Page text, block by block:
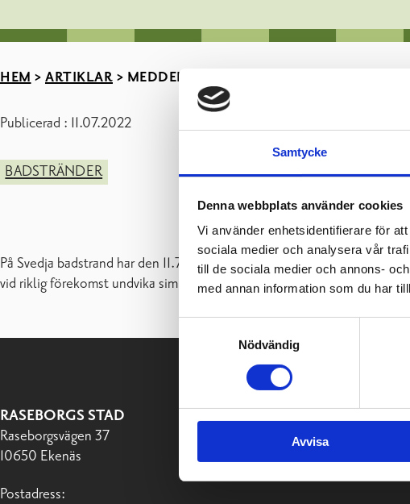
Samtycke
Denna webbplats använder cookies
Vi använder enhetsidentifierare för
sociala medier och analysera vår
till de sociala medier och annons-
med annan information som du har
Nödvändig
Avvisa
HEM > ARTIKLAR > MEDDELANDE – BLÅGRÖNA ALGER
Publicerad : 11.07.2022
BADSTRÄNDER
På Svedja badstrand har den 11.7.2022 iakttagits blågröna alger, vilka
vid riklig förekomst undvika simning.
RASEBORGS STAD
Raseborgsvägen 37
10650 Ekenäs
Postadress: